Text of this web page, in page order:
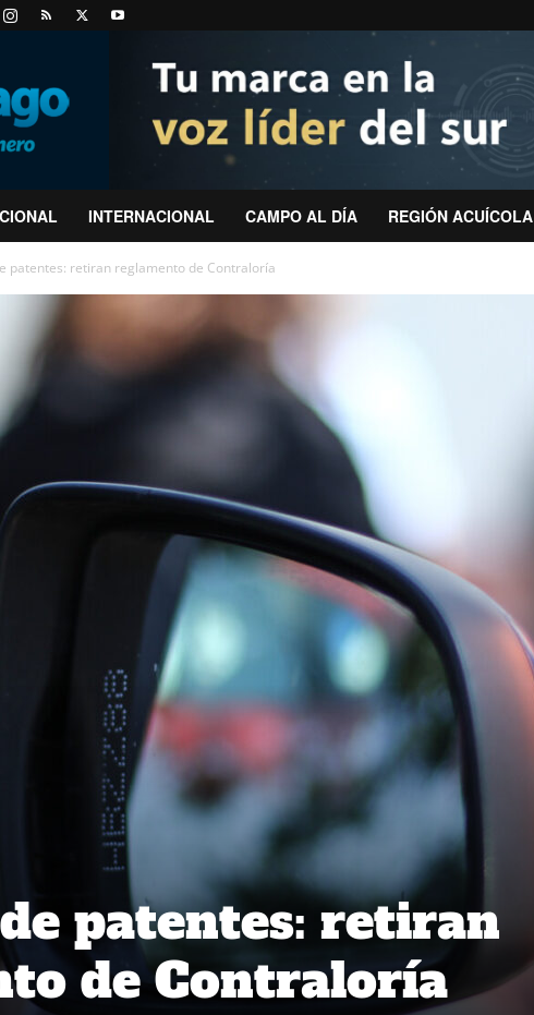
INTERNACIONAL CAMPO AL DÍA REGIÓN ACUÍCOLA
patentes: retiran reglamento de Contraloría
patentes: retiran
de Contraloría